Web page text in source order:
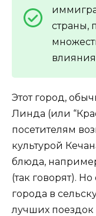
страны,
Этот город,
Линда (или
посетителям
культурой
блюда,
(так говорят).
города в
лучших